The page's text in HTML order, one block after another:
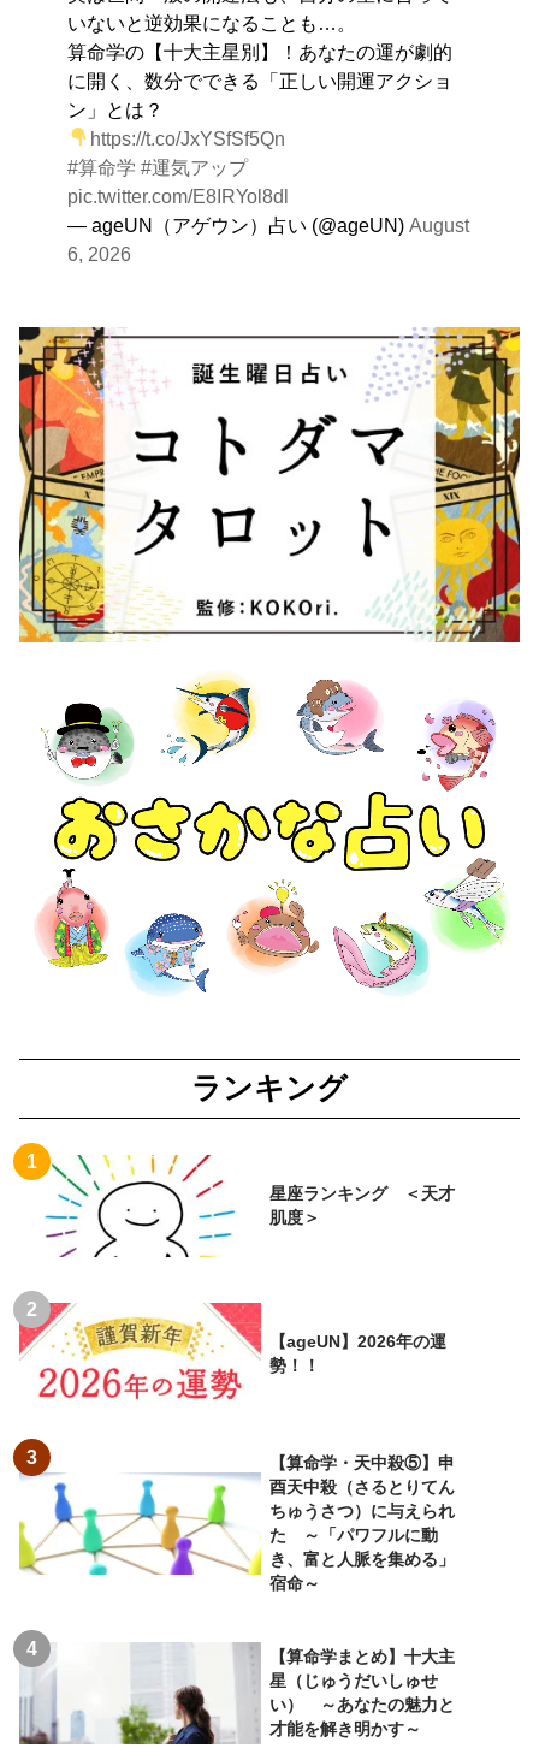
いないと逆効果になることも…。
算命学の【十大主星別】！あなたの運が劇的
に開く、数分でできる「正しい開運アクショ
ン」とは？
https://t.co/JxYSfSf5Qn
#算命学 #運気アップ
pic.twitter.com/E8IRYol8dl
— ageUN（アゲウン）占い (@ageUN)August
6, 2026
ランキング
星座ランキング ＜天才
肌度＞
【ageUN】2026年の運
勢！！
【算命学・天中殺⑤】申
酉天中殺（さるとりてん
ちゅうさつ）に与えられ
た ～「パワフルに動
き、富と人脈を集める」
宿命～
【算命学まとめ】十大主
星（じゅうだいしゅせ
い） ～あなたの魅力と
才能を解き明かす～